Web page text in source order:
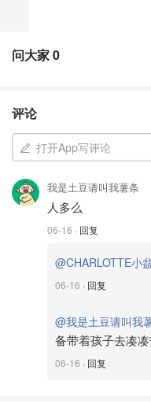
问大家0
评论
打开App写评论
我是土豆请叫我薯条
人多么
06-16 · 回复
@CHARLOTTE小
06-16 · 回复
@我是土豆请叫我
备带着孩子去凑
06-16 · 回复